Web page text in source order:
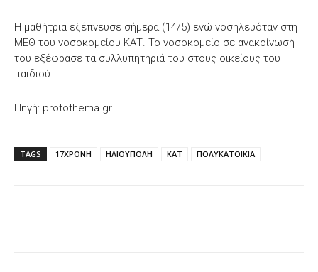
Η μαθήτρια εξέπνευσε σήμερα (14/5) ενώ νοσηλευόταν στη
ΜΕΘ του νοσοκομείου ΚΑΤ. Το νοσοκομείο σε ανακοίνωσή
του εξέφρασε τα συλλυπητήριά του στους οικείους του
παιδιού.
Πηγή: protothema.gr
TAGS 17ΧΡΟΝΗ ΗΛΙΟΥΠΟΛΗ ΚΑΤ ΠΟΛΥΚΑΤΟΙΚΙΑ